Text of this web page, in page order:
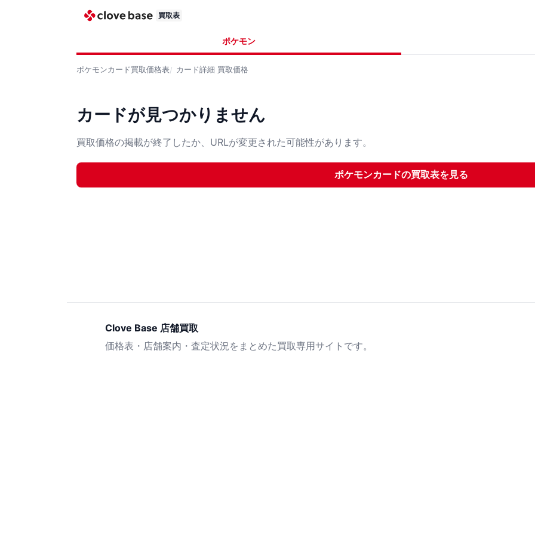
買取表
ポケモン
ポケモンカード買取価格表 カード詳細 買取価格
カードが見つかりません
買取価格の掲載が終了したか、URLが変更された可能性があります。
ポケモンカードの買取表を見る
Clove Base 店舗買取
価格表・店舗案内・査定状況をまとめた買取専用サイトです。